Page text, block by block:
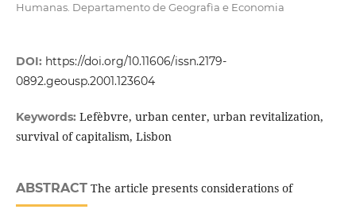
Humanas. Departamento de Geografìa e Economia
DOI: https://doi.org/10.11606/issn.2179-
0892.geousp.2001.123604
Keywords: Lefèbvre, urban center, urban revitalization,
survival of capitalism, Lisbon
ABSTRACTThe article presents considerations of